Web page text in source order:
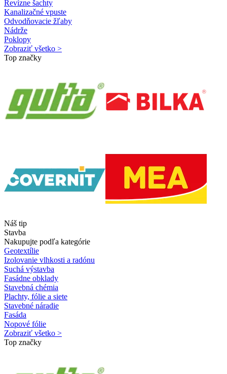
Revízne šachty
Kanalizačné vpuste
Odvodňovacie žľaby
Nádrže
Poklopy
Zobraziť všetko >
Top značky
Náš tip
Stavba
Nakupujte podľa kategórie
Geotextílie
Izolovanie vlhkosti a radónu
Suchá výstavba
Fasádne obklady
Stavebná chémia
Plachty, fólie a siete
Stavebné náradie
Fasáda
Nopové fólie
Zobraziť všetko >
Top značky